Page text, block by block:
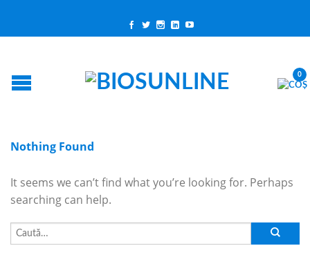
0
Nothing Found
It seems we can’t find what you’re looking for. Perhaps
searching can help.